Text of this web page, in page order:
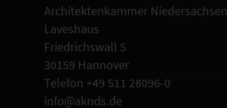
Architektenkammer Niedersachsen
Laveshaus
Friedrichswall 5
30159 Hannover
Telefon +49 511 28096-0
info@aknds.de